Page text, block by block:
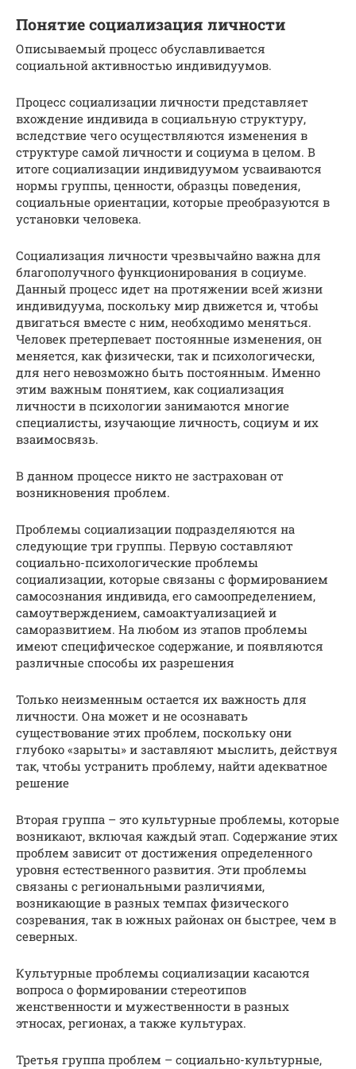
Понятие социализация личности
Описываемый процесс обуславливается
социальной активностью индивидуумов.
Процесс социализации личности представляет
вхождение индивида в социальную структуру,
вследствие чего осуществляются изменения в
структуре самой личности и социума в целом. В
итоге социализации индивидуумом усваиваются
нормы группы, ценности, образцы поведения,
социальные ориентации, которые преобразуются в
установки человека.
Социализация личности чрезвычайно важна для
благополучного функционирования в социуме.
Данный процесс идет на протяжении всей жизни
индивидуума, поскольку мир движется и, чтобы
двигаться вместе с ним, необходимо меняться.
Человек претерпевает постоянные изменения, он
меняется, как физически, так и психологически,
для него невозможно быть постоянным. Именно
этим важным понятием, как социализация
личности в психологии занимаются многие
специалисты, изучающие личность, социум и их
взаимосвязь.
В данном процессе никто не застрахован от
возникновения проблем.
Проблемы социализации подразделяются на
следующие три группы. Первую составляют
социально-психологические проблемы
социализации, которые связаны с формированием
самосознания индивида, его самоопределением,
самоутверждением, самоактуализацией и
саморазвитием. На любом из этапов проблемы
имеют специфическое содержание, и появляются
различные способы их разрешения
Только неизменным остается их важность для
личности. Она может и не осознавать
существование этих проблем, поскольку они
глубоко «зарыты» и заставляют мыслить, действуя
так, чтобы устранить проблему, найти адекватное
решение
Вторая группа – это культурные проблемы, которые
возникают, включая каждый этап. Содержание этих
проблем зависит от достижения определенного
уровня естественного развития. Эти проблемы
связаны с региональными различиями,
возникающие в разных темпах физического
созревания, так в южных районах он быстрее, чем в
северных.
Культурные проблемы социализации касаются
вопроса о формировании стереотипов
женственности и мужественности в разных
этносах, регионах, а также культурах.
Третья группа проблем – социально-культурные,